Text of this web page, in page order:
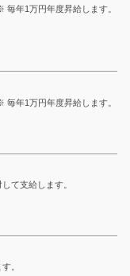
毎年1万円年度昇給します。
毎年1万円年度昇給します。
て支給します。
。